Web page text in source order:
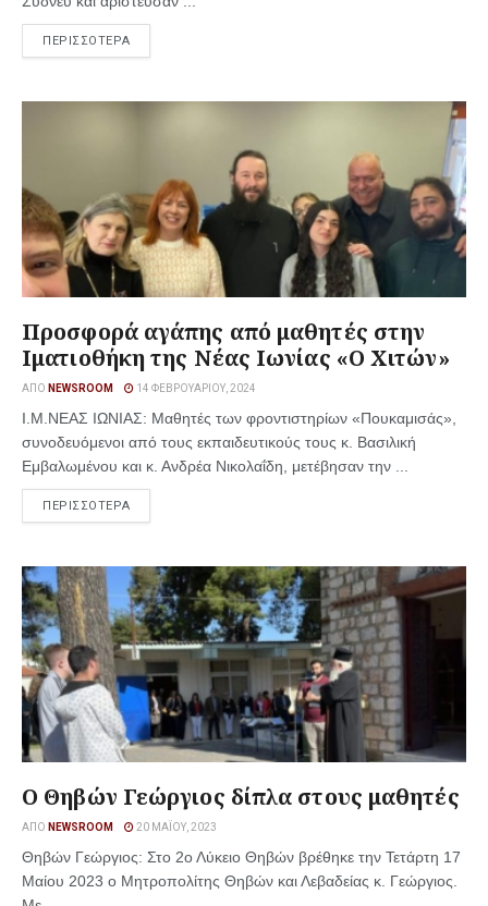
ΠΕΡΙΣΣΟΤΕΡΑ
Προσφορά αγάπης από μαθητές στην
Ιματιοθήκη της Νέας Ιωνίας «Ο Χιτών»
ΑΠΌ NEWSROOM 14 ΦΕΒΡΟΥΑΡΊΟΥ, 2024
Ι.Μ.ΝΕΑΣ ΙΩΝΙΑΣ: Μαθητές των φροντιστηρίων «Πουκαμισάς»,
συνοδευόμενοι από τους εκπαιδευτικούς τους κ. Βασιλική
Εμβαλωμένου και κ. Ανδρέα Νικολαΐδη, μετέβησαν την ...
ΠΕΡΙΣΣΟΤΕΡΑ
Ο Θηβών Γεώργιος δίπλα στους μαθητές
ΑΠΌ NEWSROOM 20 ΜΑΪ́ΟΥ, 2023
Θηβών Γεώργιος: Στο 2ο Λύκειο Θηβών βρέθηκε την Τετάρτη 17
Μαίου 2023 ο Μητροπολίτης Θηβών και Λεβαδείας κ. Γεώργιος.